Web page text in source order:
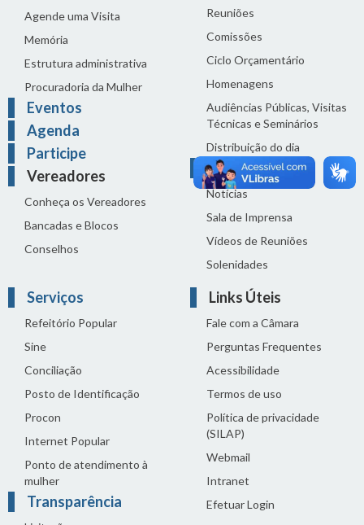
Agende uma Visita
Memória
Estrutura administrativa
Procuradoria da Mulher
Eventos
Agenda
Participe
Vereadores
Conheça os Vereadores
Bancadas e Blocos
Conselhos
Reuniões
Comissões
Ciclo Orçamentário
Homenagens
Audiências Públicas, Visitas
Técnicas e Seminários
Distribuição do dia
Comunicação
Notícias
Sala de Imprensa
Vídeos de Reuniões
Solenidades
Serviços
Refeitório Popular
Sine
Conciliação
Posto de Identificação
Procon
Internet Popular
Ponto de atendimento à
mulher
Transparência
Links Úteis
Fale com a Câmara
Perguntas Frequentes
Acessibilidade
Termos de uso
Política de privacidade
(SILAP)
Webmail
Intranet
Efetuar Login